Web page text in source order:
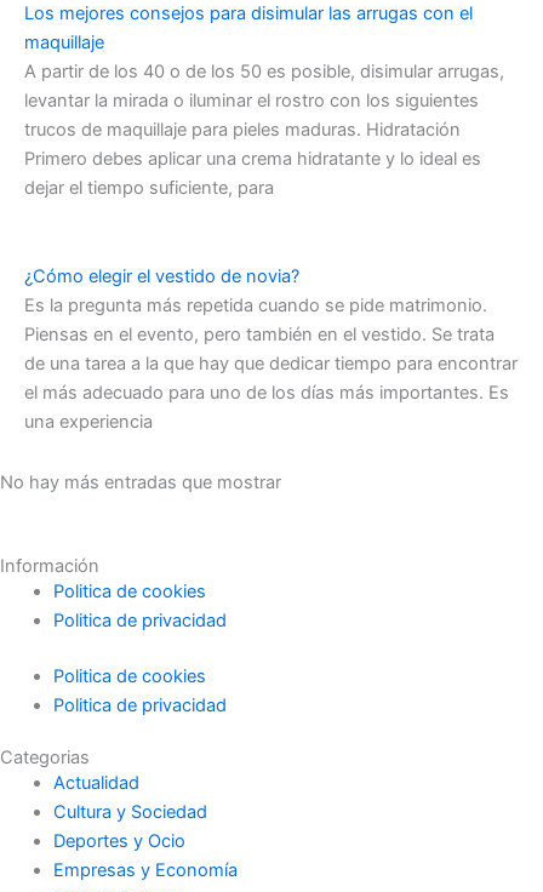
Los mejores consejos para disimular las arrugas con el
maquillaje
A partir de los 40 o de los 50 es posible, disimular arrugas,
levantar la mirada o iluminar el rostro con los siguientes
trucos de maquillaje para pieles maduras. Hidratación
Primero debes aplicar una crema hidratante y lo ideal es
dejar el tiempo suficiente, para
¿Cómo elegir el vestido de novia?
Es la pregunta más repetida cuando se pide matrimonio.
Piensas en el evento, pero también en el vestido. Se trata
de una tarea a la que hay que dedicar tiempo para encontrar
el más adecuado para uno de los días más importantes. Es
una experiencia
No hay más entradas que mostrar
Información
Politica de cookies
Politica de privacidad
Politica de cookies
Politica de privacidad
Categorias
Actualidad
Cultura y Sociedad
Deportes y Ocio
Empresas y Economía